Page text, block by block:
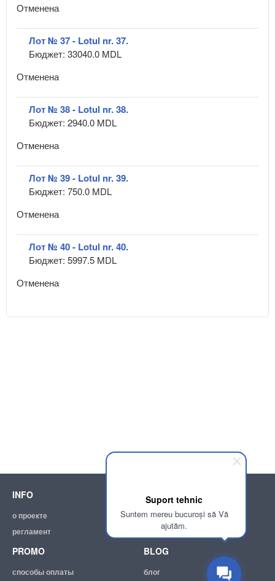
Suport tehnic
Suntem mereu bucuroși să Vă
ajutăm.
Отменена
Лот № 37 - Lotul nr. 37.
Бюджет: 33040.0 MDL
Отменена
Лот № 38 - Lotul nr. 38.
Бюджет: 2940.0 MDL
Отменена
Лот № 39 - Lotul nr. 39.
Бюджет: 750.0 MDL
Отменена
Лот № 40 - Lotul nr. 40.
Бюджет: 5997.5 MDL
Отменена
INFO
о проекте
регламент
SUPPORT
помощь
эл. почта:info@achizitii.md
PROMO
способы оплаты
BLOG
блог